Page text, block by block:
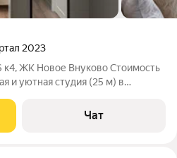
2023
к4, ЖК Новое Внуково Стоимость
или пары, ценящих комфорт и
Чат